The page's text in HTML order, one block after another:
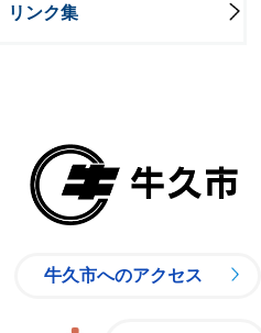
リンク集
牛久市へのアクセス